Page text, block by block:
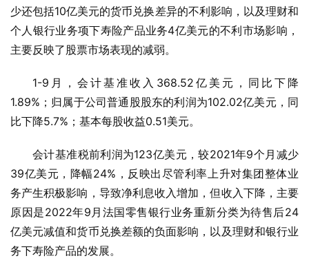
少还包括10亿美元的货币兑换差异的不利影响，以及理财和
个人银行业务项下寿险产品业务4亿美元的不利市场影响，
主要反映了股票市场表现的减弱。
1-9月，会计基准收入368.52亿美元，同比下降
1.89%；归属于公司普通股股东的利润为102.02亿美元，同
比下降5.7%；基本每股收益0.51美元。
会计基准税前利润为123亿美元，较2021年9个月减少
39亿美元，降幅24%，反映出尽管利率上升对集团整体业
务产生积极影响，导致净利息收入增加，但收入下降，主要
原因是2022年9月法国零售银行业务重新分类为待售后24
亿美元减值和货币兑换差额的负面影响，以及理财和银行业
务下寿险产品的发展。